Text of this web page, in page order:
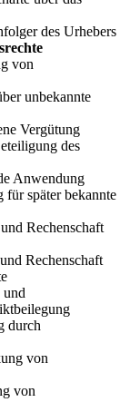
des Urhebers
von
unbekannte
Vergütung
des
Anwendung
für später bekannte
Rechenschaft
Rechenschaft
und
durch
von
von